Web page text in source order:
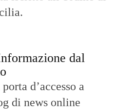
dal
d’accesso a
di news online